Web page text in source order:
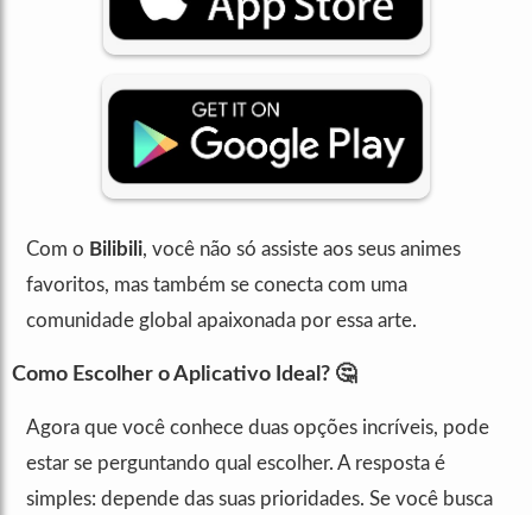
Com o Bilibili, você não só assiste aos seus animes
favoritos, mas também se conecta com uma
comunidade global apaixonada por essa arte.
Como Escolher o Aplicativo Ideal? 🤔
Agora que você conhece duas opções incríveis, pode
estar se perguntando qual escolher. A resposta é
simples: depende das suas prioridades. Se você busca